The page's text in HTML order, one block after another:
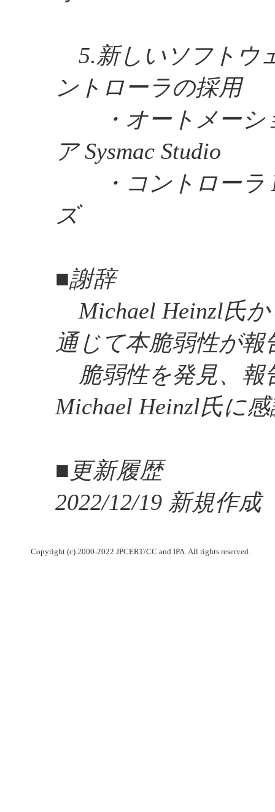
5.新しいソフトウ
ントローラの採用
・オートメーシ
ア Sysmac Studio
・コントローラ
ズ
■謝辞
Michael Heinzl氏か
通じて本脆弱性が報
脆弱性を発見、報
Michael Heinzl氏に
■更新履歴
2022/12/19 新規作成
Copyright (c) 2000-2022 JPCERT/CC and IPA. All rights reserved.